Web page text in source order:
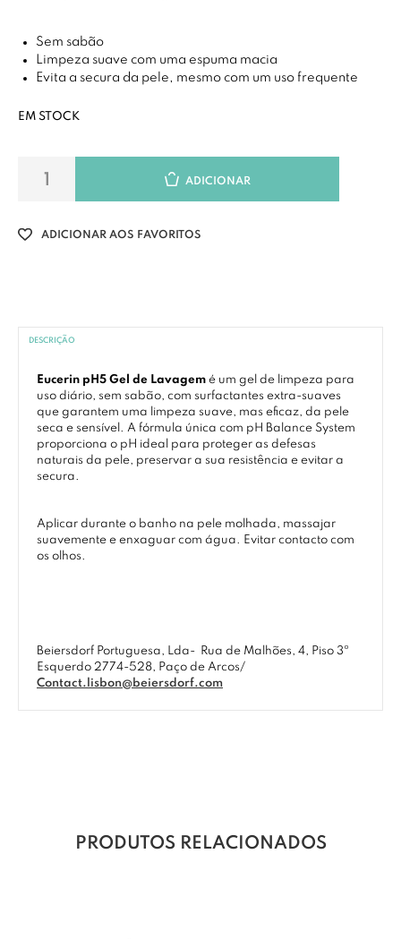
Sem sabão
Limpeza suave com uma espuma macia
Evita a secura da pele, mesmo com um uso frequente
EM STOCK
ADICIONAR
ADICIONAR AOS FAVORITOS
DESCRIÇÃO
Eucerin pH5 Gel de Lavagem é um gel de limpeza para
uso diário, sem sabão, com surfactantes extra-suaves
que garantem uma limpeza suave, mas eficaz, da pele
seca e sensível. A fórmula única com pH Balance System
proporciona o pH ideal para proteger as defesas
naturais da pele, preservar a sua resistência e evitar a
secura.
Aplicar durante o banho na pele molhada, massajar
suavemente e enxaguar com água. Evitar contacto com
os olhos.
Beiersdorf Portuguesa, Lda-
Rua de Malhões, 4, Piso 3º
Esquerdo 2774-528, Paço de Arcos/
Contact.lisbon@beiersdorf.com
PRODUTOS RELACIONADOS